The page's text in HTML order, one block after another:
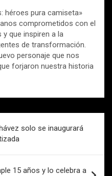
héroes pura camiseta»
comprometidos con el
que inspiren a la
de transformación.
personaje que nos
forjaron nuestra historia
solo se inaugurará
15 años y lo celebra a